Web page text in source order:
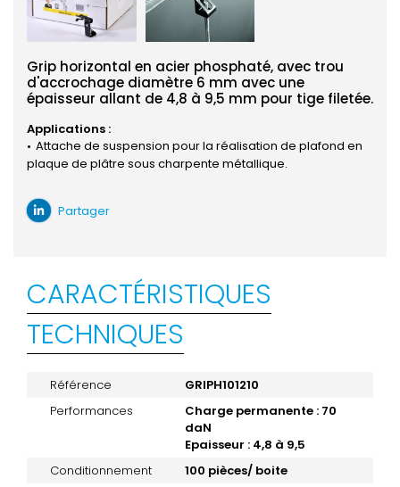
Grip horizontal en acier phosphaté, avec trou
d'accrochage diamètre 6 mm avec une
épaisseur allant de 4,8 à 9,5 mm pour tige filetée.
Applications :
Attache de suspension pour la réalisation de plafond en
plaque de plâtre sous charpente métallique.
Partager
CARACTÉRISTIQUES
TECHNIQUES
Référence
GRIPH101210
Performances
Charge permanente : 70
daN
Epaisseur : 4,8 à 9,5
Conditionnement
100 pièces/ boite